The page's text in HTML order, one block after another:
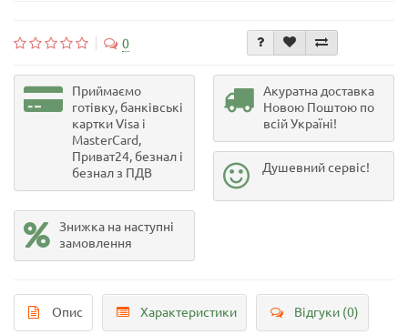
0
Приймаємо
готівку, банківські
картки Visa і
MasterCard,
Приват24, безнал і
безнал з ПДВ
Акуратна доставка
Новою Поштою по
всій Україні!
Душевний сервіс!
Знижка на наступні
замовлення
Опис Характеристики Відгуки (0)